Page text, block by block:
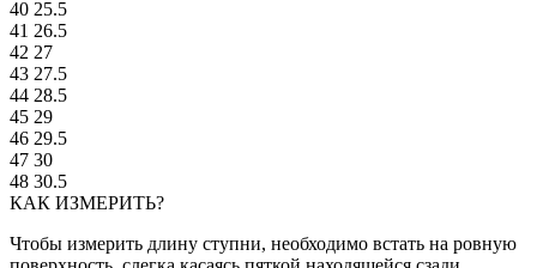
40 25.5
41 26.5
42 27
43 27.5
44 28.5
45 29
46 29.5
47 30
48 30.5
КАК ИЗМЕРИТЬ?
Чтобы измерить длину ступни, необходимо встать на ровную